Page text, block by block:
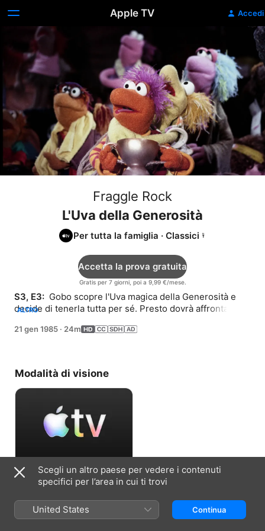
Apple TV Accedi
Fraggle Rock
L'Uva della Generosità
Per tutta la famiglia · Classici
Gratis per 7 giorni, poi a 9,99 €/mese.
Accetta la prova gratuita
S3, E3: Gobo scopre l'Uva magica della Generosità e
decide di tenerla tutta per sé. Presto dovrà affrontare le
ALTRO
21 gen 1985 · 24m
Modalità di visione
Accetta la prova gratuita
Gratis per 7 giorni, poi a 9,99 €/mese.
Scegli un altro paese per vedere i contenuti
specifici per l’area in cui ti trovi
United States Continua